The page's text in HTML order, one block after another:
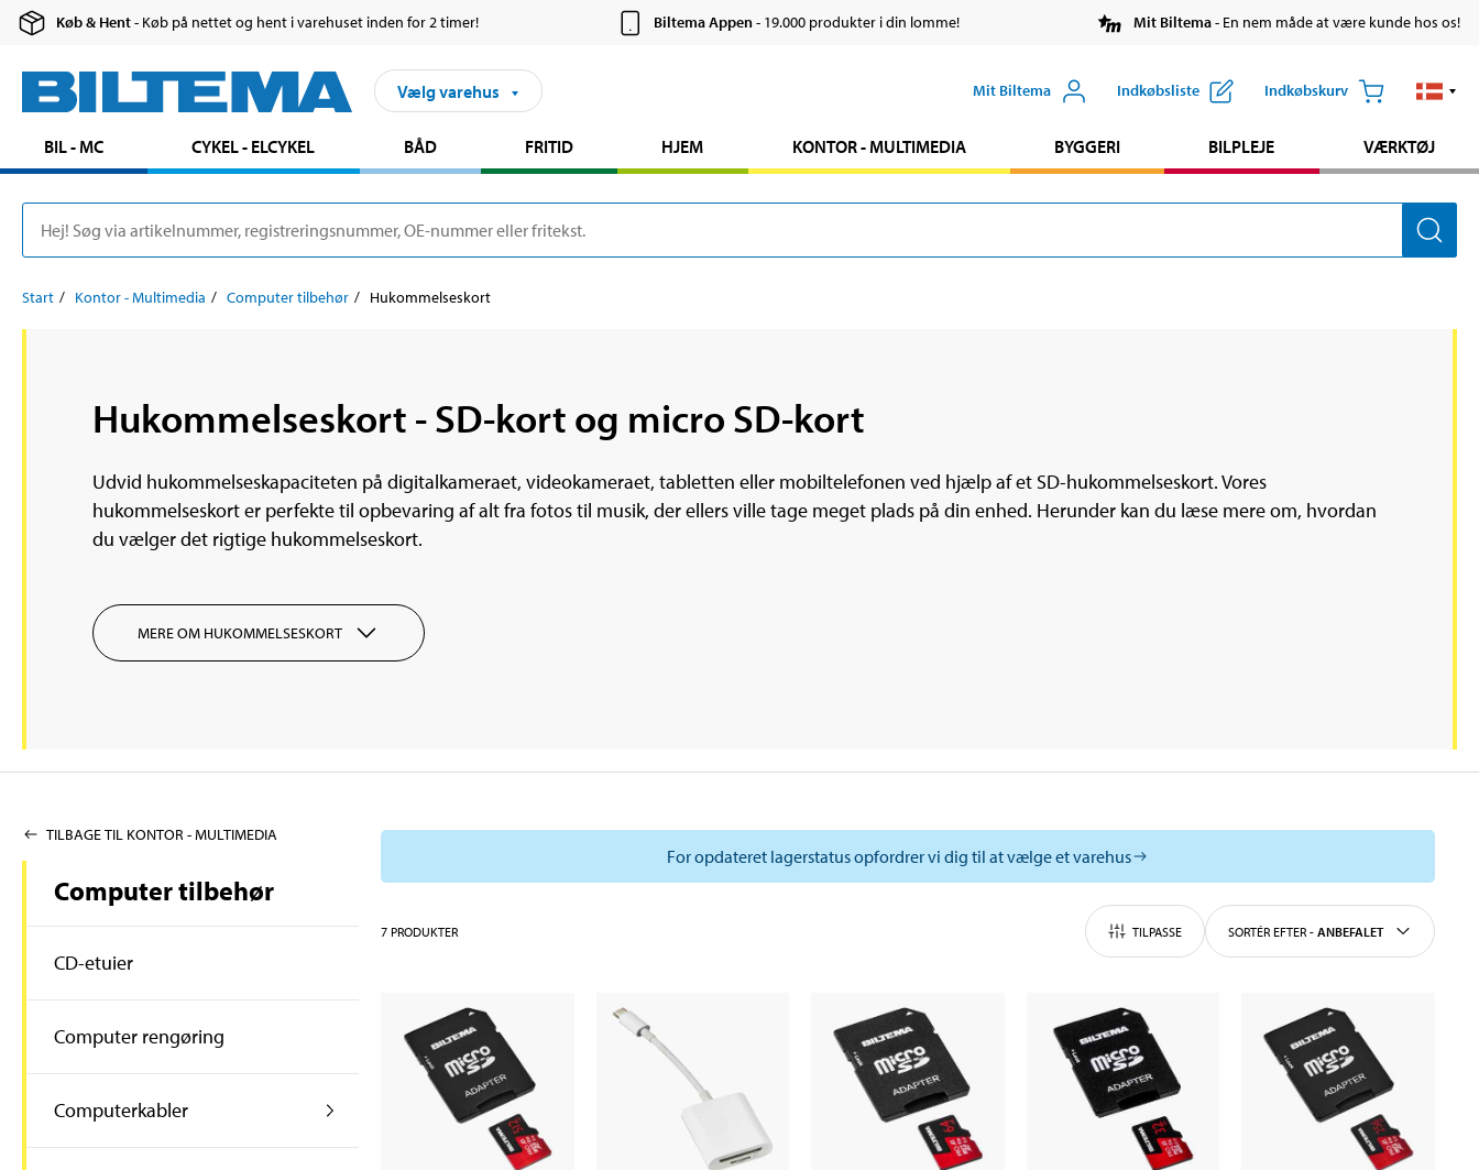
Køb & Hent- Køb på nettet og hent i varehuset inden for 2 timer! Biltema Appen- 19.000 produkter i din lomme! Mit Biltema- En nem måde at være kunde hos os!
Vælg varehus Mit Biltema Indkøbsliste Indkøbskurv
BIL - MC CYKEL - ELCYKEL BÅD FRITID HJEM KONTOR - MULTIMEDIA BYGGERI BILPLEJE VÆRKTØJ
Start Kontor - Multimedia Computer tilbehør Hukommelseskort
Hukommelseskort - SD-kort og micro SD-kort
Udvid hukommelseskapaciteten på digitalkameraet, videokameraet, tabletten eller mobiltelefonen ved hjælp af et SD-hukommelseskort. Vores
hukommelseskort er perfekte til opbevaring af alt fra fotos til musik, der ellers ville tage meget plads på din enhed. Herunder kan du læse mere om, hvordan
du vælger det rigtige hukommelseskort.
MERE OM HUKOMMELSESKORT
TILBAGE TIL KONTOR - MULTIMEDIA
Computer tilbehør
CD-etuier
Computer rengøring
Computerkabler
For opdateret lagerstatus opfordrer vi dig til at vælge et varehus
7 PRODUKTER TILPASSE SORTÉR EFTER - ANBEFALET